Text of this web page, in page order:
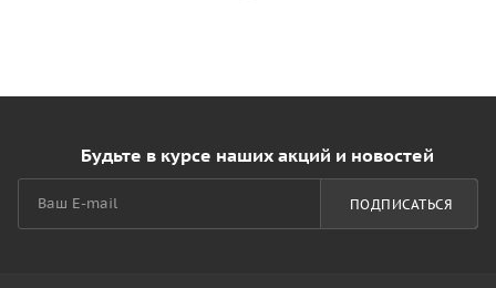
Будьте в курсе наших акций и новостей
ПОДПИСАТЬСЯ